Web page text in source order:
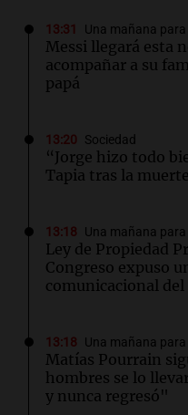
13:31 Una mañana
Messi llegará esta
acompañar a su
papá
13:20 Sociedad
“Jorge hizo todo
Tapia tras la
13:18 Una mañana
Ley de Propiedad
Congreso expuso
comunicacional del
13:18 Una mañana
Matías Pourrain
hombres se lo
y nunca regresó"